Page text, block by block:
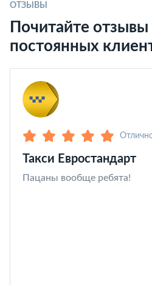
ОТЗЫВЫ
Почитайте
постоянных
Такси Евростандарт
Пацаны вообще ребята!